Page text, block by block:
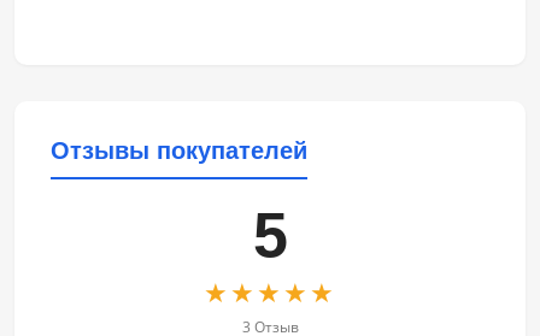
Отзывы покупателей
5
★★★★★
3 Отзыв